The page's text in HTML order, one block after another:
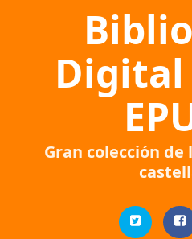
Digital
Gran colección